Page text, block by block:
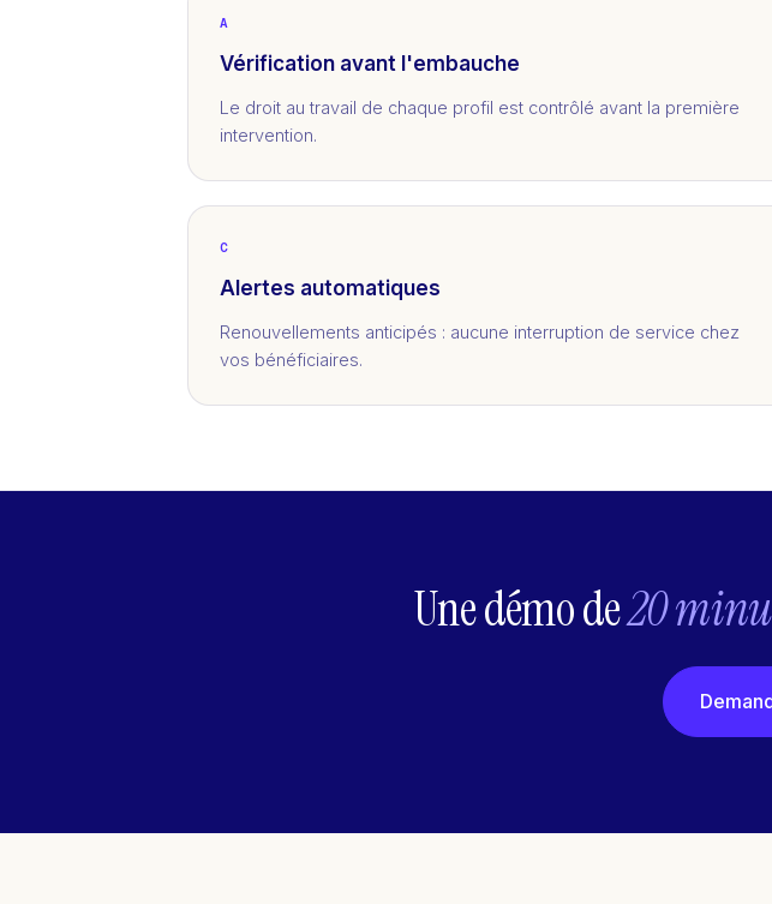
A
Vérification avant l'embauche
Le droit au travail de chaque profil est contrôlé avant la première
intervention.
C
Alertes automatiques
Renouvellements anticipés : aucune interruption de service chez
vos bénéficiaires.
Une démo de20